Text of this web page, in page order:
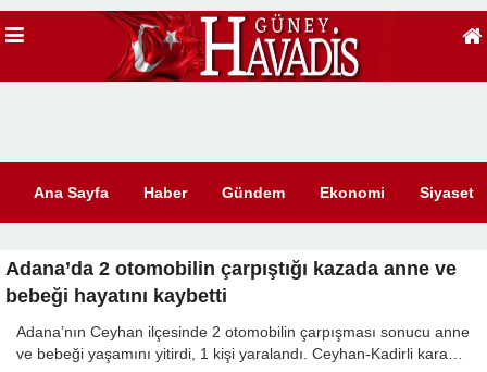
Ana Sayfa Haber Gündem Ekonomi Siyaset
Adana’da 2 otomobilin çarpıştığı kazada anne ve
bebeği hayatını kaybetti
Adana’nın Ceyhan ilçesinde 2 otomobilin çarpışması sonucu anne
ve bebeği yaşamını yitirdi, 1 kişi yaralandı. Ceyhan-Kadirli kara…